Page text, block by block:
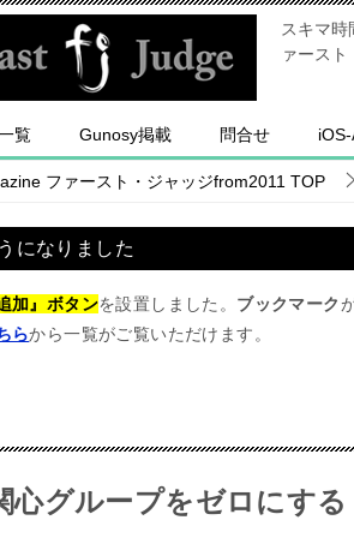
スキマ
ァース
覧 Gunosy掲載 問合せ
ファースト・ジャッジfrom2011 TOP
になりました
加』ボタンを設置しました。 ブックマーク
らから一覧がご覧いただけます。
心グループをゼロにする